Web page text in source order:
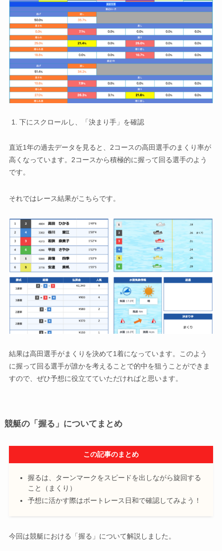
下にスクロールし、「決まり手」を確認
直近1年の過去データを見ると、2コースの高田選手のまくり率が
高くなっています。2コースから積極的に握って回る選手のよう
です。
それではレース結果がこちらです。
結果は高田選手がまくりを決めて1着になっています。このよう
に握って回る選手が誰かを考えることで的中を狙うことができま
すので、ぜひ予想に役立てていただければと思います。
競艇の「握る」についてまとめ
この記事のまとめ
握るは、ターンマークをスピードを出しながら旋回する
こと（まくり）
予想に活かす際はボートレース日和で確認してみよう！
今回は競艇における「握る」について解説しました。